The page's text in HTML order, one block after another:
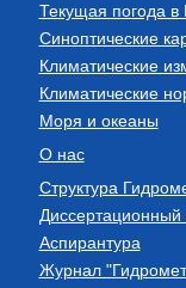
Текущая погода в
Синоптические
Климатические
Климатические
Моря и океаны
О нас
Структура
Диссертационный
Аспирантура
Журнал